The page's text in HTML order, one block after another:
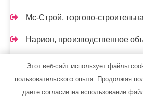
Мс-Строй, торгово-
Нарион, производственное
Новая эпоха, строительно-
Новолайв, торгово-сервисная
Этот веб-сайт использует файлы
пользовательского опыта. Продолжая
даете согласие на использование